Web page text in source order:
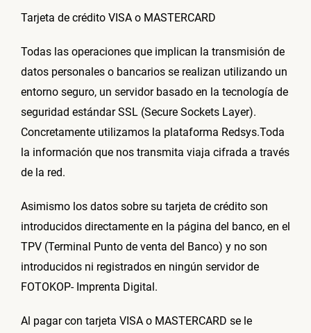
Tarjeta de crédito VISA o MASTERCARD
Todas las operaciones que implican la transmisión de
datos personales o bancarios se realizan utilizando un
entorno seguro, un servidor basado en la tecnología de
seguridad estándar SSL (Secure Sockets Layer).
Concretamente utilizamos la plataforma Redsys.Toda
la información que nos transmita viaja cifrada a través
de la red.
Asimismo los datos sobre su tarjeta de crédito son
introducidos directamente en la página del banco, en el
TPV (Terminal Punto de venta del Banco) y no son
introducidos ni registrados en ningún servidor de
FOTOKOP- Imprenta Digital.
Al pagar con tarjeta VISA o MASTERCARD se le